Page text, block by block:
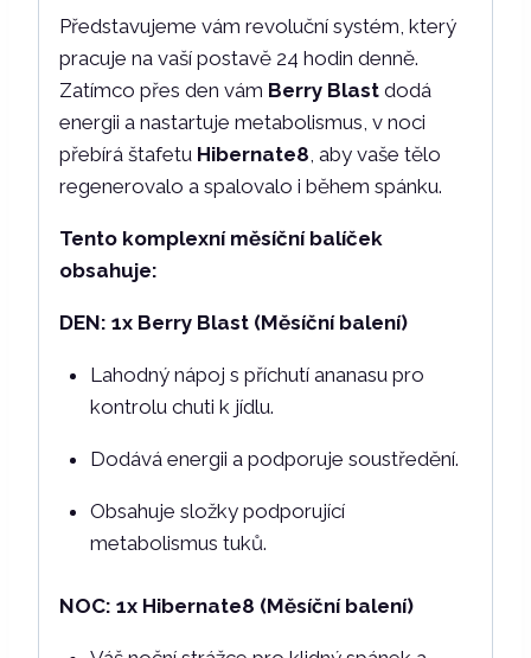
Týdenní
ZDARMA
množství
Představujeme vám revoluční systém, který
pracuje na vaší postavě 24 hodin denně.
Zatímco přes den vám Berry Blast dodá
energii a nastartuje metabolismus, v noci
přebírá štafetu Hibernate8, aby vaše tělo
regenerovalo a spalovalo i během spánku.
Tento komplexní měsíční balíček
obsahuje:
DEN: 1x Berry Blast (Měsíční balení)
Lahodný nápoj s příchutí ananasu pro
kontrolu chuti k jídlu.
Dodává energii a podporuje soustředění.
Obsahuje složky podporující
metabolismus tuků.
NOC: 1x Hibernate8 (Měsíční balení)